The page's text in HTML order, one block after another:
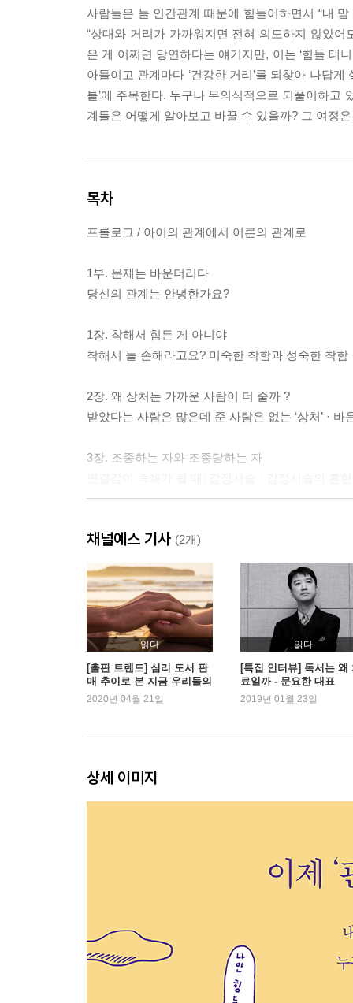
사람들은 늘 인간관계 때문에 힘들어하면서 “내
“상대와 거리가 가까워지면 전혀 의도하지 않았
은 게 어쩌면 당연하다는 얘기지만, 이는 ‘힘들 테
아들이고 관계마다 ‘건강한 거리’를 되찾아 나답
틀’에 주목한다. 누구나 무의식적으로 되풀이하
계틀은 어떻게 알아보고 바꿀 수 있을까? 그 여정
목차
프롤로그 / 아이의 관계에서 어른의 관계로
1부. 문제는 바운더리다
당신의 관계는 안녕한가요?
1장. 착해서 힘든 게 아니야
착해서 늘 손해라고요? 미숙한 착함과 성숙한 착함
2장. 왜 상처는 가까운 사람이 더 줄까 ?
받았다는 사람은 많은데 준 사람은 없는 ‘상처’ ·
3장. 조종하는 자와 조종당하는 자
내 자아의 울타리 · 바운더리는 무슨 일을 하나
5장. 바운더리는 어떻게 만들어지나요?
자아 탄생의 심리학 · 애착손상은 자아발달을 왜
문화와 바운더리
2부. 일그러진 바운더리 :
순응형 · 돌봄형 · 방어형 · 지배형
인간의 발달 · 아이들의 트라우마: 트라우마성 발
따른 역기능적 관계틀
왜 그렇게까지 상대에게 맞춰야 하나 · 미처 해소
누군가를 돌봐야만 살 것 같은 사람들 · 과잉책임
9장. 나한테 신경 좀 쓰지 마: 방어형
너는 너 나는 나 · 뿌리 깊은 불신 · 방어형이 대인
채널예스 기사 (2개)
읽다
[출판 트렌드] 심리 도서 판
매 추이로 본 지금 우리들의
마음
2020년 04월 21일
읽다
[특집 인터뷰] 독서는 왜
료일까 - 문요한 대표
2019년 01월 23일
상세 이미지